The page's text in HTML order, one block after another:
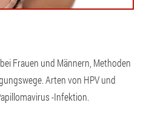
Frauen und Männern, Methoden
Arten von HPV und
-Infektion.